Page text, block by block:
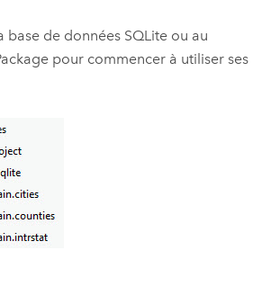
base de données SQLiteou au
pour commencer à utiliser ses